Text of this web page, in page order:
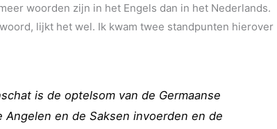
woorden zijn in het Engels dan in het Nederlands.
lijkt het wel. Ik kwam twee standpunten hierover
is de optelsom van de Germaanse
Angelen en de Saksen invoerden en de